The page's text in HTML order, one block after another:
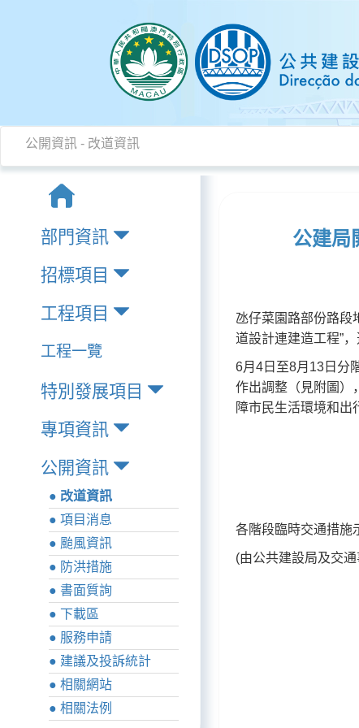
公開資訊 - 改道資訊
部門資訊
招標項目
工程項目
工程一覽
特別發展項目
專項資訊
公開資訊
● 改道資訊
● 項目消息
● 颱風資訊
● 防洪措施
● 書面質詢
● 下載區
● 服務申請
● 建議及投訴統計
● 相關網站
● 相關法例
公建局
氹仔菜園路部份路段
道設計連建造工程”
6月4日至8月13日分
作出調整（見附圖）
障市民生活環境和出
各階段臨時交通措施
(由公共建設局及交